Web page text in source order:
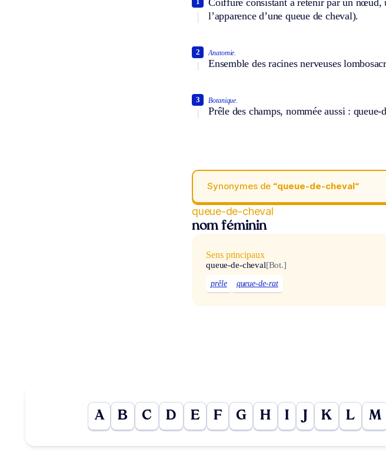
l’apparence d’une queue de cheval).
Anatomie.
Ensemble des racines nerveuses
2
Botanique.
Prêle des champs, nommée aussi : queue-
3
Synonymes de “queue-de-cheval“
queue-de-cheval
nom féminin
Sens principaux
queue-de-cheval[Bot.]
prêle queue-de-rat
A B C D E F G H I J K L M